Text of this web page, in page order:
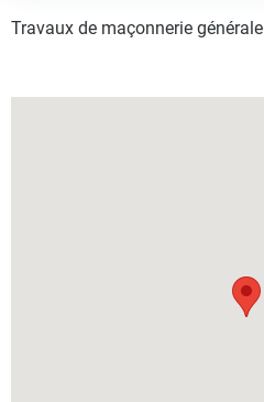
Travaux de maçonnerie générale